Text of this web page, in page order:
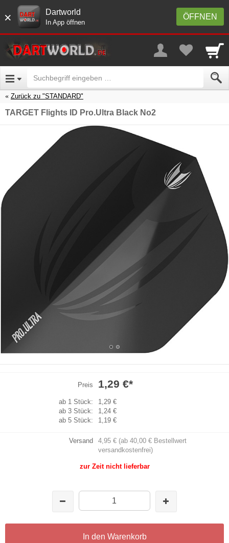
× ÖFFNEN
Dartworld
In App öffnen
Zurück zu "STANDARD"
TARGET Flights ID Pro.Ultra Black No2
Preis 1,29 €*
ab 1 Stück:
1,29 €
ab 3 Stück:
1,24 €
ab 5 Stück:
1,19 €
Versand
4,95 € (ab 40,00 € Bestellwert
versandkostenfrei)
zur Zeit nicht lieferbar
In den Warenkorb